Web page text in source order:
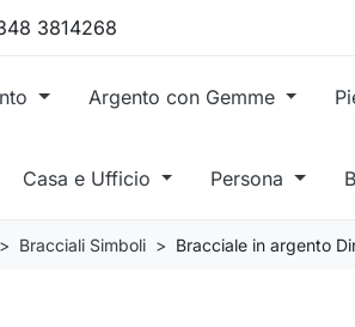
3814268
Argento con Gemme
Casa e Ufficio Persona
Bracciali Simboli Bracciale in argento